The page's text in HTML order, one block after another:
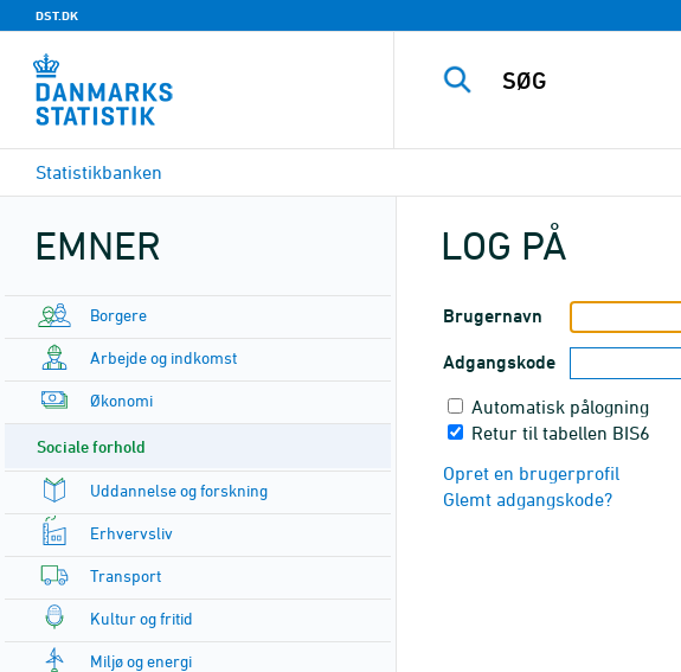
DST.DK
Statistikbanken
EMNER
Borgere
Arbejde og indkomst
Økonomi
Sociale forhold
Uddannelse og forskning
Erhvervsliv
Transport
Kultur og fritid
Miljø og energi
LOG PÅ
Brugernavn
Adgangskode
Automatisk pålogning
Retur til tabellen BIS6
Opret en brugerprofil
Glemt adgangskode?